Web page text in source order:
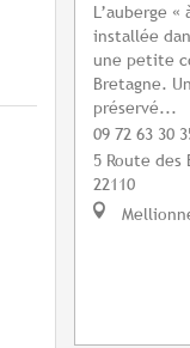
L’auberge
installée
une petite
Bretagne.
préservé...
09 72 63 30
5 Route des
22110